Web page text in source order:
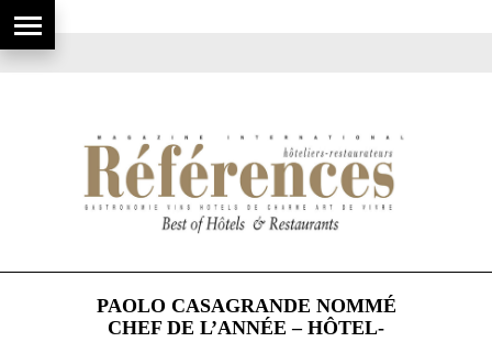
PAOLO CASAGRANDE NOMMÉ
CHEF DE L’ANNÉE – HÔTEL-